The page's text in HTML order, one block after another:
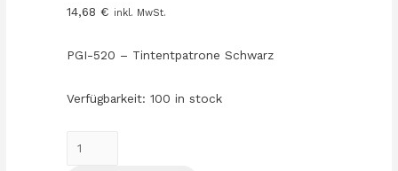
14,68€ inkl. MwSt.
PGI-520 – Tintentpatrone Schwarz
Verfügbarkeit: 100 in stock